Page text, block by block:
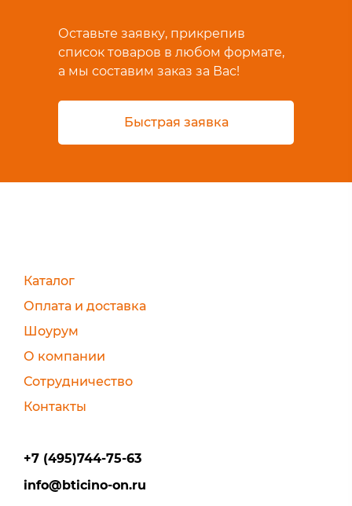
Оставьте заявку, прикрепив
список товаров в любом формате,
а мы составим заказ за Вас!
Быстрая заявка
Каталог
Оплата и доставка
Шоурум
О компании
Сотрудничество
Контакты
+7 (495)744-75-63
info@bticino-on.ru